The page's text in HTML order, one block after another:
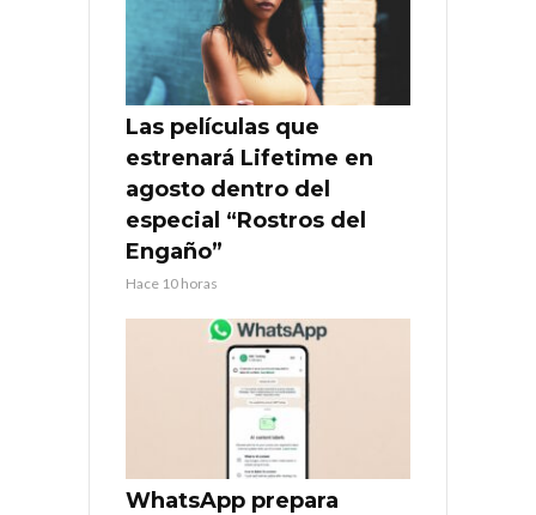
Las películas que
estrenará Lifetime en
agosto dentro del
especial “Rostros del
Engaño”
Hace 10 horas
WhatsApp prepara